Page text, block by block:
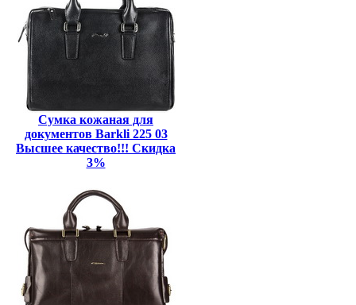
Сумка кожаная для
документов Barkli 225 03
Высшее качество!!! Скидка
3%